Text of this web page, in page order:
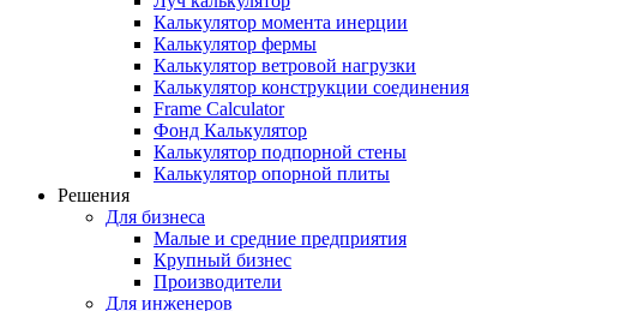
Калькулятор момента инерции
Калькулятор фермы
Калькулятор ветровой нагрузки
Калькулятор конструкции соединения
Frame Calculator
Фонд Калькулятор
Калькулятор подпорной стены
Калькулятор опорной плиты
Решения
Для бизнеса
Малые и средние предприятия
Крупный бизнес
Производители
Для инженеров